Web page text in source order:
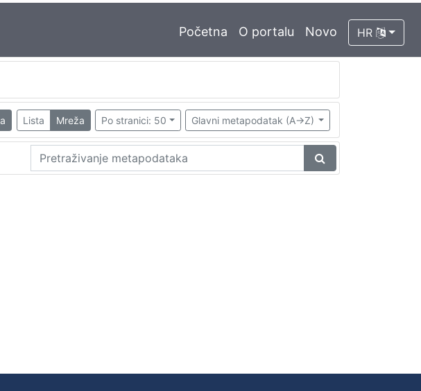
Početna O portalu Novo HR
Lista Mreža Po stranici: 50 Glavni metapodatak (A->Z)